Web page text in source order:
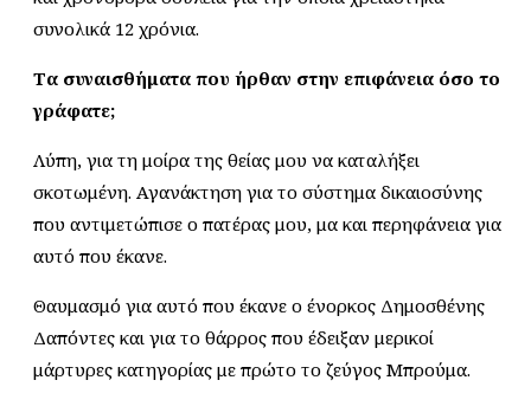
συνολικά 12 χρόνια.
Τα συναισθήματα που ήρθαν στην επιφάνεια όσο το
γράφατε;
Λύπη, για τη μοίρα της θείας μου να καταλήξει
σκοτωμένη. Αγανάκτηση για το σύστημα δικαιοσύνης
που αντιμετώπισε ο πατέρας μου, μα και περηφάνεια για
αυτό που έκανε.
Θαυμασμό για αυτό που έκανε ο ένορκος Δημοσθένης
Δαπόντες και για το θάρρος που έδειξαν μερικοί
μάρτυρες κατηγορίας με πρώτο το ζεύγος Μπρούμα.
Search form